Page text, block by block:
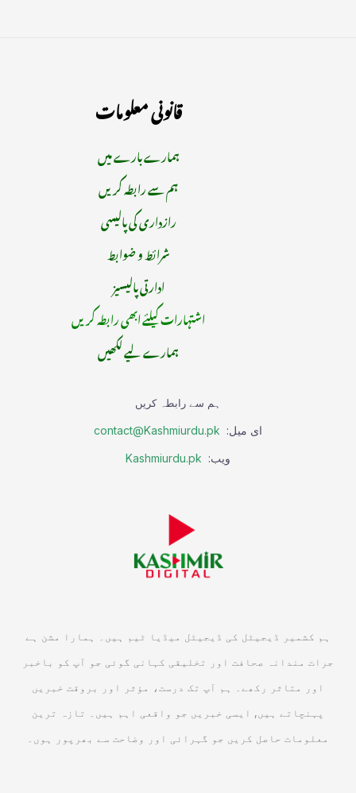
قانونی معلومات
ہمارے بارے میں
ہم سے رابطہ کریں
رازداری کی پالیسی
شرائط و ضوابط
ادارتی پالیسیز
اشتہارات کیلئے ابھی رابطہ کریں
ہمارے لیے لکھیں
ہم سے رابطہ کریں
ای میل: contact@Kashmiurdu.pk
ویب: Kashmiurdu.pk
ہم کشمیر ڈیجیٹل کی ڈیجیٹل میڈیا ٹیم ہیں۔ ہمارا مشن ہے
جرات مندانہ صحافت اور تخلیقی کہانی گوئی جو آپ کو باخبر
اور متاثر رکھے۔ ہم آپ تک درست، مؤثر اور بروقت خبریں
پہنچاتے ہیں, ایسی خبریں جو واقعی اہم ہیں۔ تازہ ترین
معلومات حاصل کریں جو گہرائی اور وضاحت سے بھرپور ہوں۔